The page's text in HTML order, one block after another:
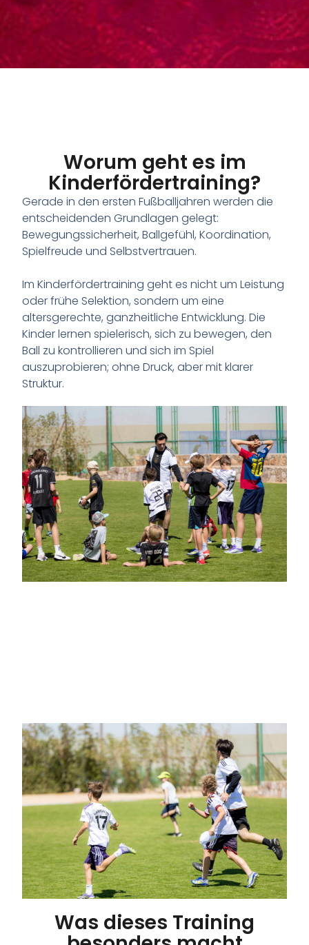
Worum geht es im
Kinderfördertraining?
Gerade in den ersten Fußballjahren werden die
entscheidenden Grundlagen gelegt:
Bewegungssicherheit, Ballgefühl, Koordination,
Spielfreude und Selbstvertrauen.
Im Kinderfördertraining geht es nicht um Leistung
oder frühe Selektion, sondern um eine
altersgerechte, ganzheitliche Entwicklung. Die
Kinder lernen spielerisch, sich zu bewegen, den
Ball zu kontrollieren und sich im Spiel
auszuprobieren; ohne Druck, aber mit klarer
Struktur.
Was dieses Training